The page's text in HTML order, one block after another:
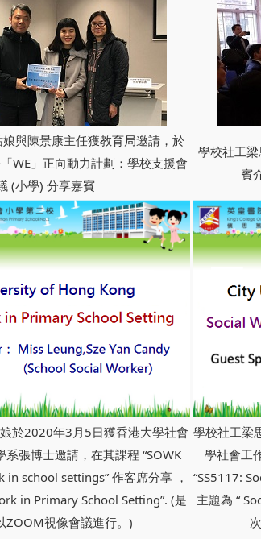
與陳景康主任獲教育局邀請，於
WE」正向動力計劃：學校支援會
(小學) 分享嘉賓
學校社工
賓
於2020年3月5日獲香港大學社會
張博士邀請，在其課程 “SOWK
in school settings” 作客席分享 ，
in Primary School Setting”. (是
ZOOM視像會議進行。)
學校社工梁
學社會工
“SS5117:
主題為 “